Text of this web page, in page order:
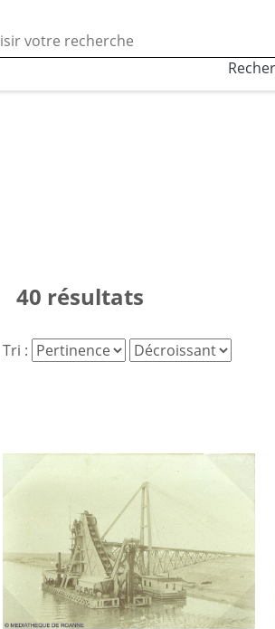
acceptez l’utilisation des cookies,
réseaux sociaux.
40 résultats
Tri :